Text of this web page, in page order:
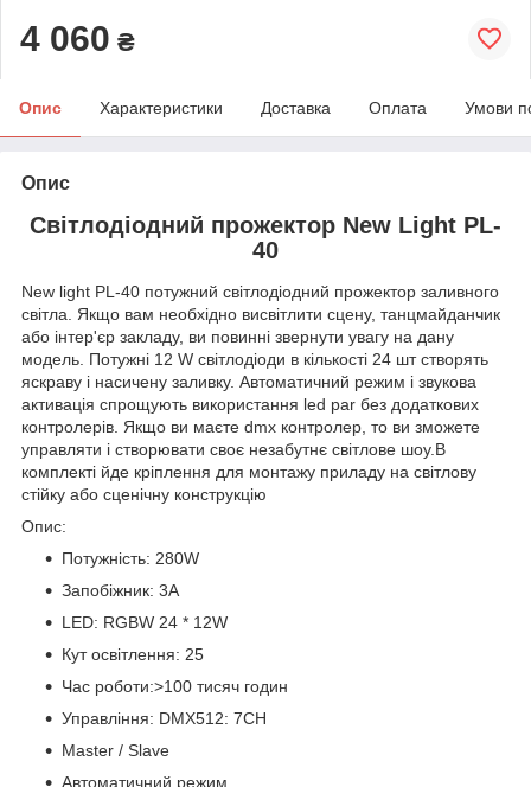
4 060 ₴
Опис Характеристики Доставка Оплата Умови
Опис
Світлодіодний прожектор New Light PL-
40
New light PL-40 потужний світлодіодний прожектор заливного
світла. Якщо вам необхідно висвітлити сцену, танцмайданчик
або інтер'єр закладу, ви повинні звернути увагу на дану
модель. Потужні 12 W світлодіоди в кількості 24 шт створять
яскраву і насичену заливку. Автоматичний режим і звукова
активація спрощують використання led par без додаткових
контролерів. Якщо ви маєте dmx контролер, то ви зможете
управляти і створювати своє незабутнє світлове шоу.В
комплекті йде кріплення для монтажу приладу на світлову
стійку або сценічну конструкцію
Опис:
Потужність: 280W
Запобіжник: 3A
LED: RGBW 24 * 12W
Кут освітлення: 25
Час роботи:>100 тисяч годин
Управління: DMX512: 7CH
Master / Slave
Автоматичний режим